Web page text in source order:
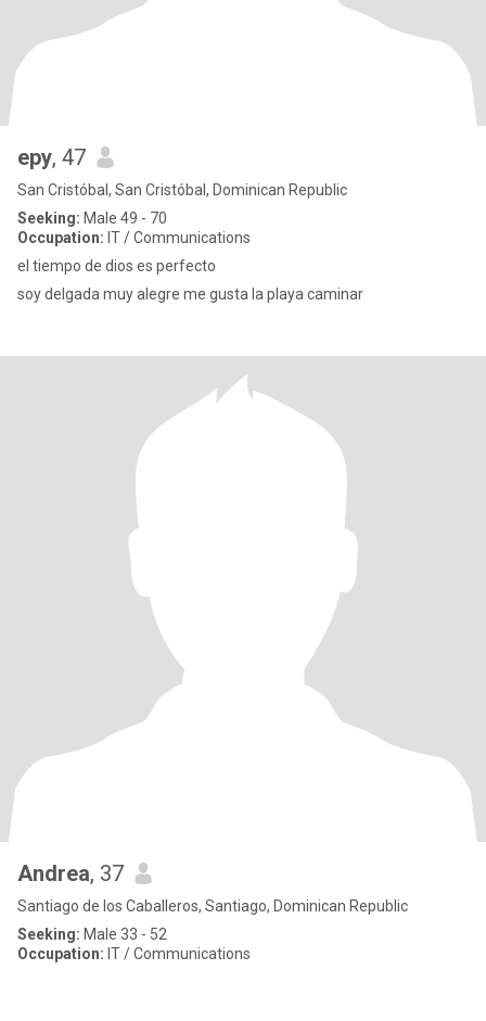
epy, 47
San Cristóbal, San Cristóbal, Dominican Republic
Seeking: Male 49 - 70
Occupation: IT / Communications
el tiempo de dios es perfecto
soy delgada muy alegre me gusta la playa caminar
Andrea, 37
Santiago de los Caballeros, Santiago, Dominican Republic
Seeking: Male 33 - 52
Occupation: IT / Communications